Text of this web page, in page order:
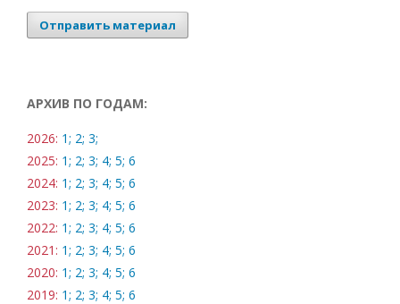
Отправить материал
АРХИВ ПО ГОДАМ:
2026: 1; 2; 3;
2025: 1; 2; 3; 4; 5; 6
2024: 1; 2; 3; 4; 5; 6
2023: 1; 2; 3; 4; 5; 6
2022: 1; 2; 3; 4; 5; 6
2021: 1; 2; 3; 4; 5; 6
2020: 1; 2; 3; 4; 5; 6
2019: 1; 2; 3; 4; 5; 6